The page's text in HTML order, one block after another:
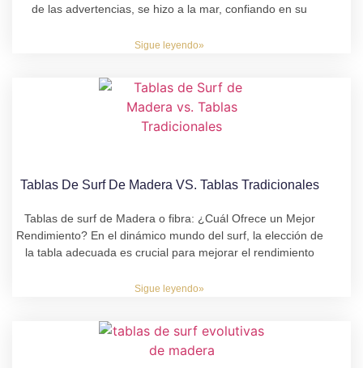
de las advertencias, se hizo a la mar, confiando en su
Sigue leyendo»
Tablas De Surf De Madera VS. Tablas Tradicionales
Tablas de surf de Madera o fibra: ¿Cuál Ofrece un Mejor
Rendimiento? En el dinámico mundo del surf, la elección de
la tabla adecuada es crucial para mejorar el rendimiento
Sigue leyendo»